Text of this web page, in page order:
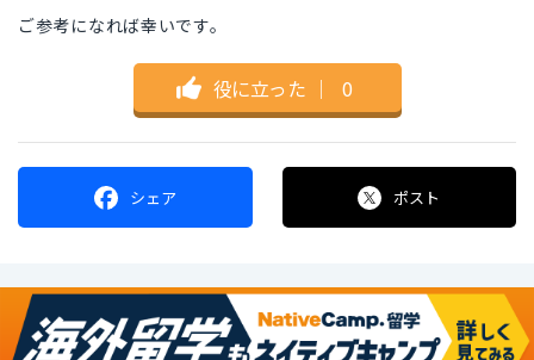
ご参考になれば幸いです。
役に立った ｜ 0
シェア ポスト